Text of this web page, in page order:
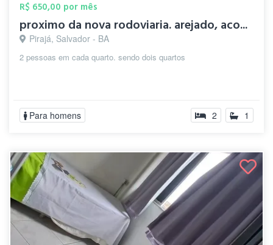
R$ 650,00 por mês
proximo da nova rodoviaria. arejado, aco...
Pirajá, Salvador - BA
2 pessoas em cada quarto. sendo dois quartos
Para homens 2 1